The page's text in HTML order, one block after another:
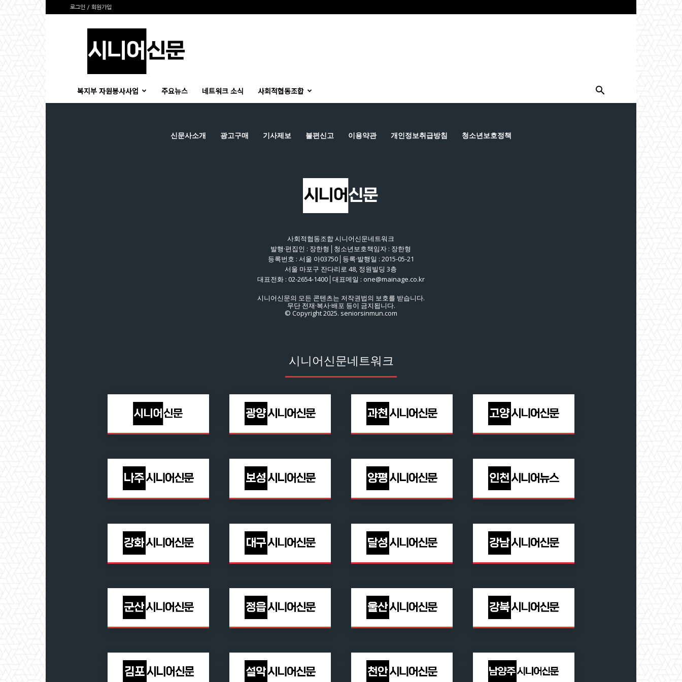
로그인 / 회원가입
니
어
복지부 자원봉사사업 주요뉴스 네트워크 소식 사회적협동조합
신문사소개 광고구매 기사제보 불편신고 이용약관 개인정보취급방침 청소년보호정책
사회적협동조합 시니어신문네트워크
발행·편집인 : 장한형│청소년보호책임자 : 장한형
등록번호 : 서울 아03750│등록·발행일 : 2015-05-21
서울 마포구 잔다리로 48, 정원빌딩 3층
대표전화 : 02-2654-1400│대표메일 : one@mainage.co.kr
시니어신문의 모든 콘텐츠는 저작권법의 보호를 받습니다.
무단 전재·복사·배포 등이 금지됩니다.
© Copyright 2025. seniorsinmun.com
시니어신문네트워크